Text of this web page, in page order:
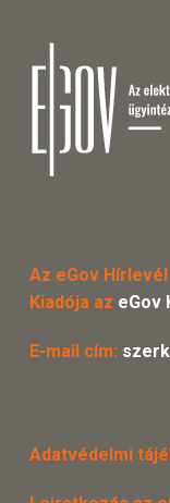
Az eGov
Kiadója az eGov
E-mail cím:
Adatvédelmi